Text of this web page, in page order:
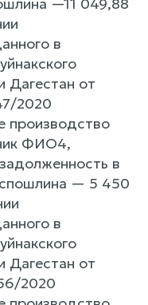
в
Дагестан от
2020
производство
ФИО4,
в
— 5 450
в
Дагестан от
2020